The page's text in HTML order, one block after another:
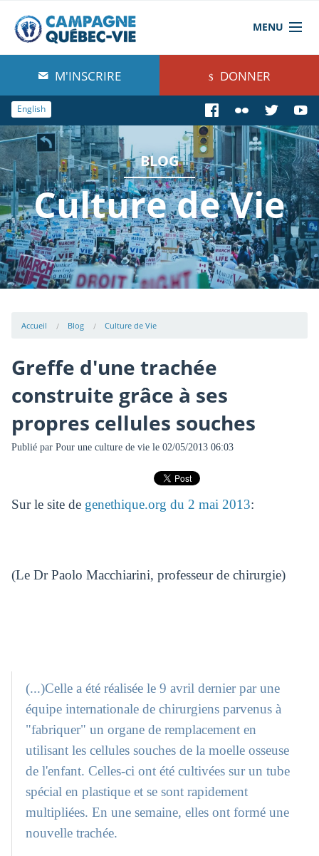
MENU
À propos de nous
Blog
Comprendre
Agir
Boutique
M'INSCRIRE DONNER
English
BLOG
Culture de Vie
Accueil Blog Culture de Vie
Greffe d'une trachée
construite grâce à ses
propres cellules souches
Publié par Pour une culture de viele 02/05/2013 06:03
Sur le site de genethique.org du 2 mai 2013:
(Le Dr Paolo Macchiarini, professeur de chirurgie)
(...)Celle a été réalisée le 9 avril dernier par une
équipe internationale de chirurgiens parvenus à
"fabriquer" un organe de remplacement en
utilisant les cellules souches de la moelle osseuse
de l'enfant. Celles-ci ont été cultivées sur un tube
spécial en plastique et se sont rapidement
multipliées. En une semaine, elles ont formé une
nouvelle trachée.